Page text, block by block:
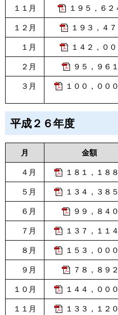
１１月 １９５，６２
１２月 １９３，４
１月 １４２，０
２月 ９５，９６
３月 １００，００
平成２６年度
月 金額
４月 １８１，１８
５月 １３４，３８
６月 ９９，８４
７月 １３７，１１
８月 １５３，００
９月 ７８，８９
１０月 １４４，００
１１月 １３３，１２